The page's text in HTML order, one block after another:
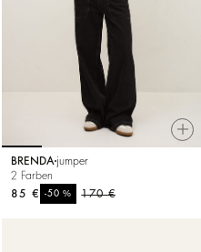
BRENDA jumper
2 Farben
170 €
-50%
85 €